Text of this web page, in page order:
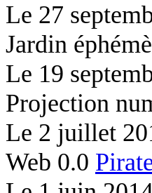
Le 27
Jardin
Le 19
Projection
Le 2 juillet
Web 0.0